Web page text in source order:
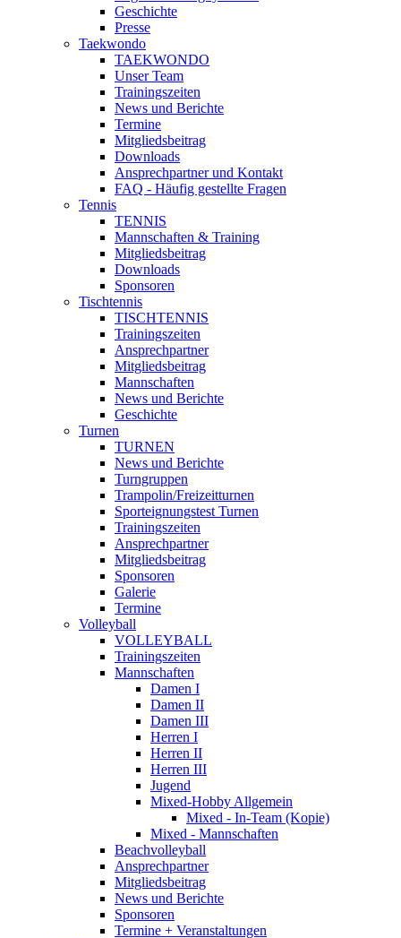
Geschichte
Presse
Taekwondo
TAEKWONDO
Unser Team
Trainingszeiten
News und Berichte
Termine
Mitgliedsbeitrag
Downloads
Ansprechpartner und Kontakt
FAQ - Häufig gestellte Fragen
Tennis
TENNIS
Mannschaften & Training
Mitgliedsbeitrag
Downloads
Sponsoren
Tischtennis
TISCHTENNIS
Trainingszeiten
Ansprechpartner
Mitgliedsbeitrag
Mannschaften
News und Berichte
Geschichte
Turnen
TURNEN
News und Berichte
Turngruppen
Trampolin/Freizeitturnen
Sporteignungstest Turnen
Trainingszeiten
Ansprechpartner
Mitgliedsbeitrag
Sponsoren
Galerie
Termine
Volleyball
VOLLEYBALL
Trainingszeiten
Mannschaften
Damen I
Damen II
Damen III
Herren I
Herren II
Herren III
Jugend
Mixed-Hobby Allgemein
Mixed - In-Team (Kopie)
Mixed - Mannschaften
Beachvolleyball
Ansprechpartner
Mitgliedsbeitrag
News und Berichte
Sponsoren
Termine + Veranstaltungen